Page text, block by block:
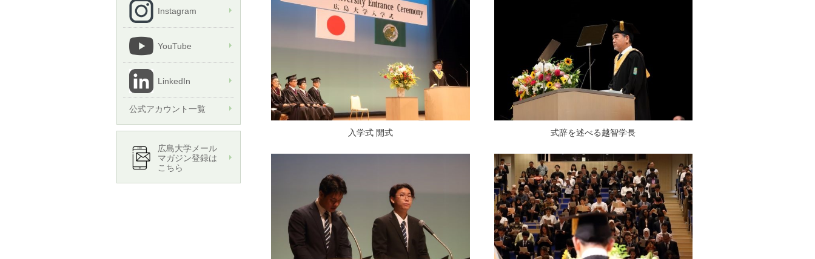
入学式 開式 式辞を述べる越智学長
Instagram
YouTube
LinkedIn
公式アカウント一覧
広島大学メール
マガジン登録は
こちら